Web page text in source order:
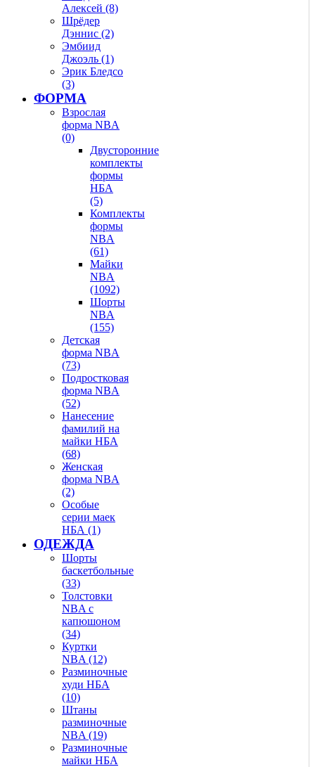
Алексей (8)
Шрёдер
Дэннис (2)
Эмбиид
Джоэль (1)
Эрик Бледсо
(3)
ФОРМА
Взрослая
форма NBA
(0)
Двусторонние
комплекты
формы
НБА
(5)
Комплекты
формы
NBA
(61)
Майки
NBA
(1092)
Шорты
NBA
(155)
Детская
форма NBA
(73)
Подростковая
форма NBA
(52)
Нанесение
фамилий на
майки НБА
(68)
Женская
форма NBA
(2)
Особые
серии маек
НБА (1)
ОДЕЖДА
Шорты
баскетбольные
(33)
Толстовки
NBA с
капюшоном
(34)
Куртки
NBA (12)
Разминочные
худи НБА
(10)
Штаны
разминочные
NBA (19)
Разминочные
майки НБА